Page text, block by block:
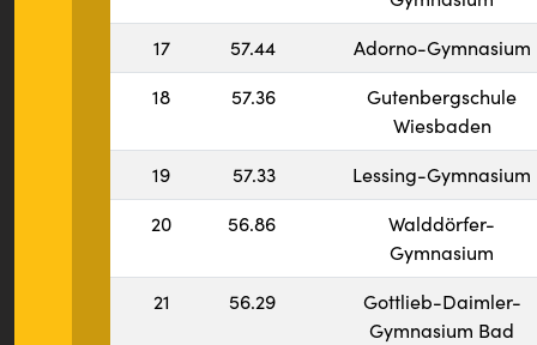
17
57.44
Adorno-Gymnasium
18
57.36
Gutenbergschule
Wiesbaden
19
57.33
Lessing-Gymnasium
20
56.86
Walddörfer-
Gymnasium
21
56.29
Gottlieb-Daimler-
Gymnasium Bad